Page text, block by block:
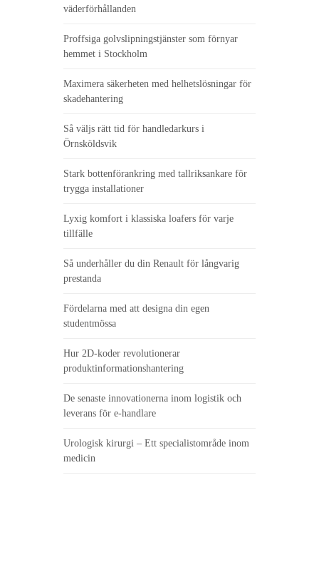
väderförhållanden
Proffsiga golvslipningstjänster som förnyar
hemmet i Stockholm
Maximera säkerheten med helhetslösningar för
skadehantering
Så väljs rätt tid för handledarkurs i
Örnsköldsvik
Stark bottenförankring med tallriksankare för
trygga installationer
Lyxig komfort i klassiska loafers för varje
tillfälle
Så underhåller du din Renault för långvarig
prestanda
Fördelarna med att designa din egen
studentmössa
Hur 2D-koder revolutionerar
produktinformationshantering
De senaste innovationerna inom logistik och
leverans för e-handlare
Urologisk kirurgi – Ett specialistområde inom
medicin